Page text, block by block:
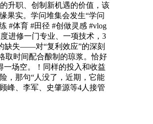
升职、创制新机遇的价值，该
果实。学问堆集会发生“学问
#体育 #田径 #创做灵感 #vlog
进修一门专业、一项技术，3
缺失——对“复利效应”的深刻
取时间配合酿制的琼浆。恰好
一场空。！同样的投入和收益
，那句“人没了，近期，它能
峰、李军、史肇源等4人接管